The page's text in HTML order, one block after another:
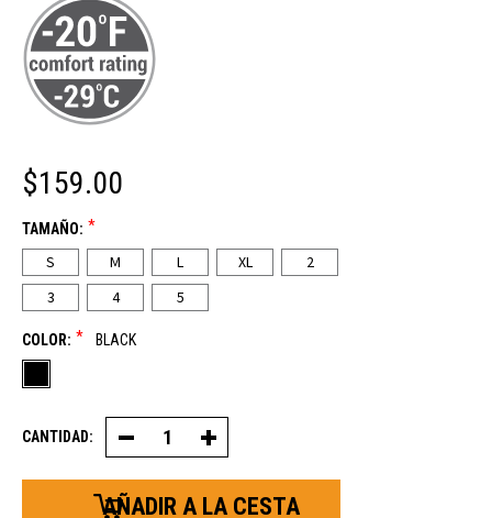
$159.00
TAMAÑO: *
S M L XL
2
3
4 5
COLOR: * BLACK
CANTIDAD: Disminución
de
la
cantidad
de
Aumentar
la
cantidad
monos